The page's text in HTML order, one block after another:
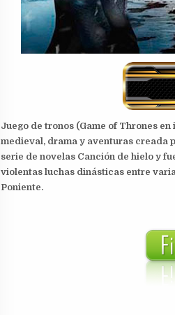
Juego de tronos (Game of Thrones
medieval, drama y aventuras creada
serie de novelas Canción de hielo y
violentas luchas dinásticas entre
Poniente.